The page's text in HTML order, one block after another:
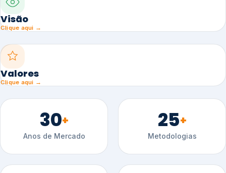
Visão
Clique aqui →
Valores
Clique aqui →
30+
Anos de Mercado
25+
Metodologias